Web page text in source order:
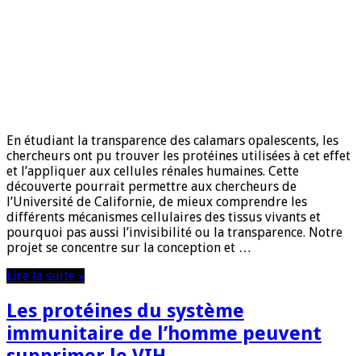
En étudiant la transparence des calamars opalescents, les
chercheurs ont pu trouver les protéines utilisées à cet effet
et l’appliquer aux cellules rénales humaines. Cette
découverte pourrait permettre aux chercheurs de
l’Université de Californie, de mieux comprendre les
différents mécanismes cellulaires des tissus vivants et
pourquoi pas aussi l’invisibilité ou la transparence. Notre
projet se concentre sur la conception et …
Lire la suite »
Les protéines du système
immunitaire de l’homme peuvent